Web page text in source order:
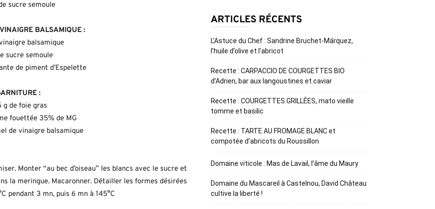
sucre semoule
BALSAMIQUE :
balsamique
sucre semoule
de piment d’Espelette
:
g de foie gras
fouettée 35% de MG
de vinaigre balsamique
Monter “au bec d’oiseau” les blancs avec le sucre et
la meringue. Macaronner. Détailler les formes désirées
pendant 3 mn, puis 6 mn à 145°C
ARTICLES RÉCENTS
L’Astuce du Chef : Sandrine Bruchet-Márquez,
l’huile d’olive et l’abricot
Recette : CARPACCIO DE COURGETTES BIO
d’Adrien, bar aux langoustines et caviar
Recette : COURGETTES GRILLÉES, mato vieille
tomme et basilic
Recette : TARTE AU FROMAGE BLANC et
compotée d’abricots du Roussillon
Domaine viticole : Mas de Lavail, l’âme du Maury
Domaine du Mascareil à Castelnou, David Château
cultive la liberté !